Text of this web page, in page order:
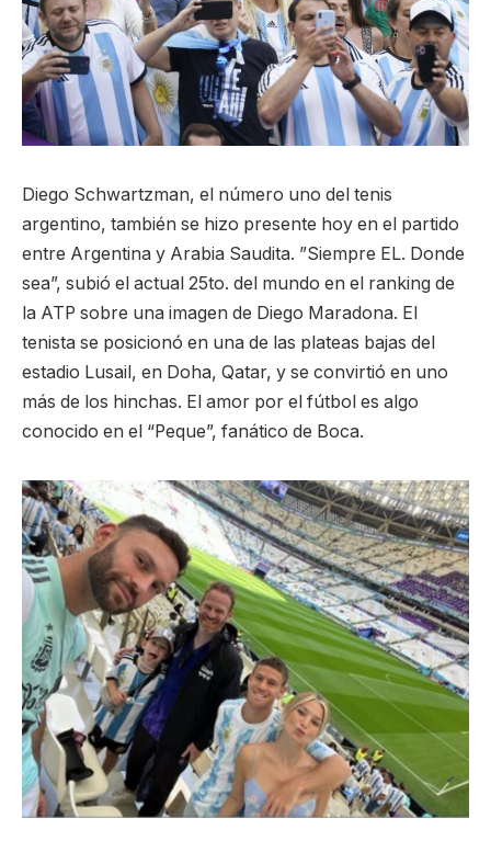
Diego Schwartzman, el número uno del tenis
argentino, también se hizo presente hoy en el partido
entre Argentina y Arabia Saudita. ”Siempre EL. Donde
sea”, subió el actual 25to. del mundo en el ranking de
la ATP sobre una imagen de Diego Maradona. El
tenista se posicionó en una de las plateas bajas del
estadio Lusail, en Doha, Qatar, y se convirtió en uno
más de los hinchas. El amor por el fútbol es algo
conocido en el “Peque”, fanático de Boca.